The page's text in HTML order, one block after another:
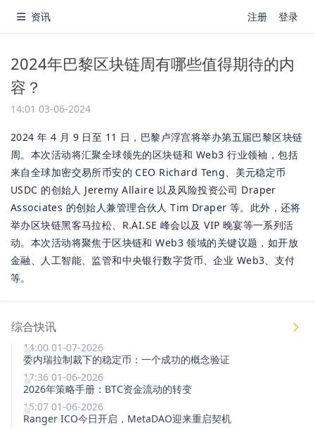
资讯 注册 登录
2024年巴黎区块链周有哪些值得期待的内
容？
14:01 03-06-2024
2024 年 4 月 9 日至 11 日，巴黎卢浮宫将举办第五届巴黎区块链
周。本次活动将汇聚全球领先的区块链和 Web3 行业领袖，包括
来自全球加密交易所币安的 CEO Richard Teng、美元稳定币
USDC 的创始人 Jeremy Allaire 以及风险投资公司 Draper
Associates 的创始人兼管理合伙人 Tim Draper 等。此外，还将
举办区块链黑客马拉松、R.AI.SE 峰会以及 VIP 晚宴等一系列活
动。本次活动将聚焦于区块链和 Web3 领域的关键议题，如开放
金融、人工智能、监管和中央银行数字货币、企业 Web3、支付
等。
综合快讯
14:00 01-07-2026
委内瑞拉制裁下的稳定币：一个成功的概念验证
17:36 01-06-2026
2026年策略手册：BTC资金流动的转变
15:07 01-06-2026
Ranger ICO今日开启，MetaDAO迎来重启契机